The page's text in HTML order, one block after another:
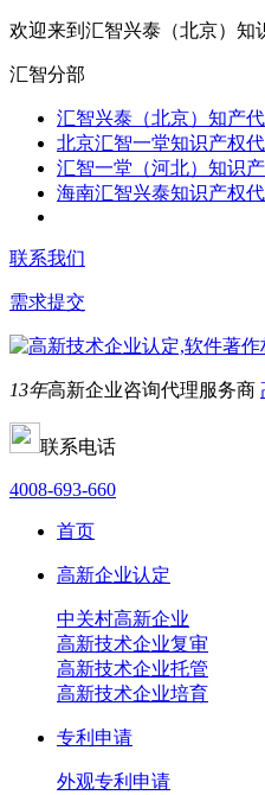
欢迎来到汇智兴泰（北京）知
汇智分部
汇智兴泰（北京）知产
北京汇智一堂知识产权
汇智一堂（河北）知识
海南汇智兴泰知识产权
联系我们
需求提交
13年高新企业咨询代理服务商
联系电话
4008-693-660
首页
高新企业认定
中关村高新企业
高新技术企业复审
高新技术企业托管
高新技术企业培育
专利申请
外观专利申请